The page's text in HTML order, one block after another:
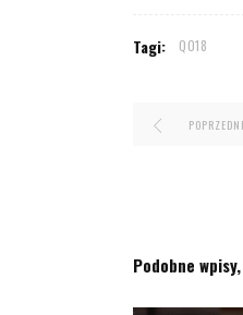
Tagi: Q018
Podobne